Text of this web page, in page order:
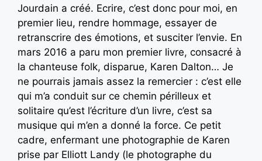
Jourdain a créé. Ecrire, c’est donc pour moi, en
premier lieu, rendre hommage, essayer de
retranscrire des émotions, et susciter l’envie. En
mars 2016 a paru mon premier livre, consacré à
la chanteuse folk, disparue, Karen Dalton… Je
ne pourrais jamais assez la remercier : c’est elle
qui m’a conduit sur ce chemin périlleux et
solitaire qu’est l’écriture d’un livre, c’est sa
musique qui m’en a donné la force. Ce petit
cadre, enfermant une photographie de Karen
prise par Elliott Landy (le photographe du